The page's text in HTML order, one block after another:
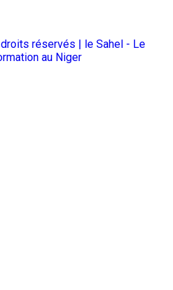
réservés | le Sahel - Le
au Niger